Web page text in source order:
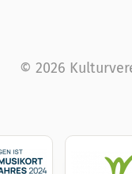
© 2026